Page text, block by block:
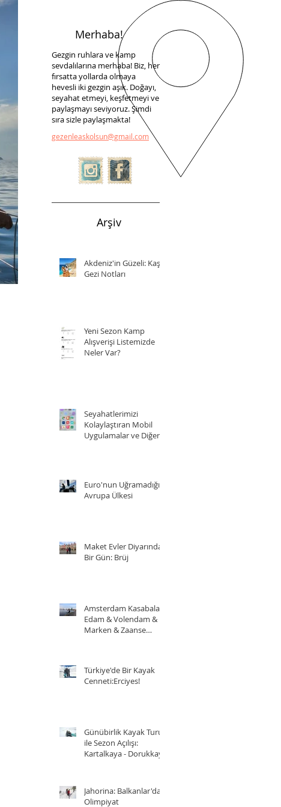
Merhaba!
Gezgin ruhlara ve kamp
sevdalılarına merhaba! Biz, her
fırsatta yollarda olmaya
hevesli iki gezgin aşık. Doğayı,
seyahat etmeyi, keşfetmeyi ve
paylaşmayı seviyoruz. Şimdi
sıra sizle paylaşmakta!
gezenleaskolsun@gmail.com
Arşiv
Akdeniz'in Güzeli: Kaş
Gezi Notları
Yeni Sezon Kamp
Alışverişi Listemizde
Neler Var?
Seyahatlerimizi
Kolaylaştıran Mobil
Uygulamalar ve Diğer
Euro'nun Uğramadığı 5
Avrupa Ülkesi
Maket Evler Diyarında
Bir Gün: Brüj
Amsterdam Kasabaları:
Edam & Volendam &
Marken & Zaanse
Türkiye'de Bir Kayak
Cenneti:Erciyes!
Günübirlik Kayak Turu
ile Sezon Açılışı:
Kartalkaya - Dorukkaya
Jahorina: Balkanlar'da
Olimpiyat